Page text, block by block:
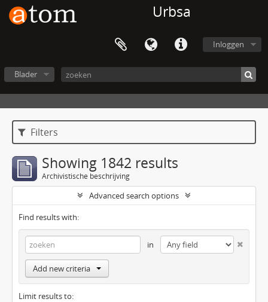
Urbsa
Inloggen
Blader
Filters
Showing 1842 results
Archivistische beschrijving
Advanced search options
Find results with:
in
Add new criteria
Limit results to: